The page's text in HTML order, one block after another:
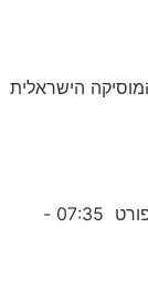
אחד יש את המוסיקה הישראלית
06:05 - חדשות הספורט 06:50 - חדשות הספורט 07:35 -